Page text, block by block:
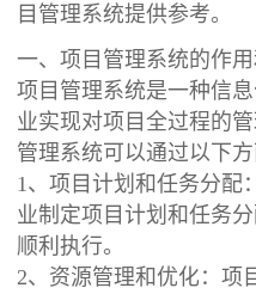
目管理系统提供参考。
一、项目管理系统的作
项目管理系统是一种信
业实现对项目全过程的
管理系统可以通过以下
1、项目计划和任务分配
业制定项目计划和任务
顺利执行。
2、资源管理和优化：项